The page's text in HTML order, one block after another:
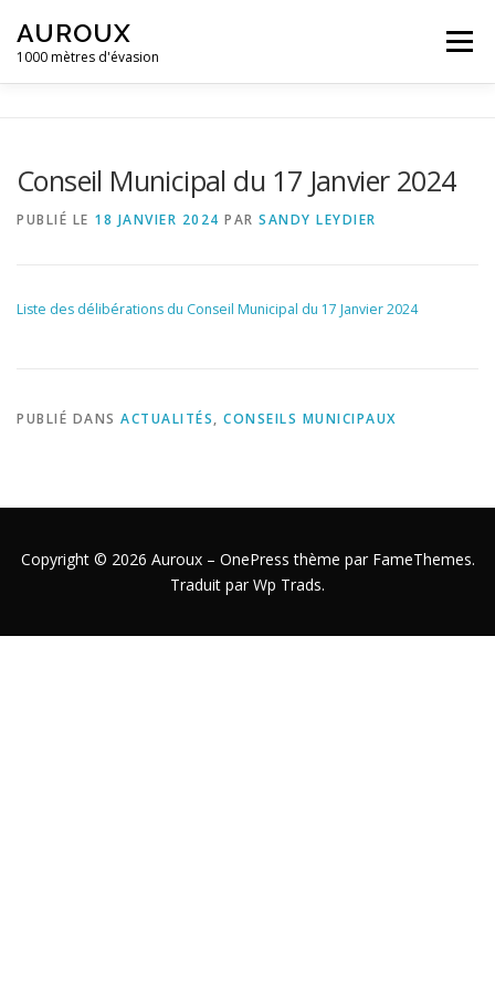
contenu
AUROUX
1000 mètres d'évasion
Menu
ACTUALITÉS ET ÉVÈNEMENTS
Conseil Municipal du 17 Janvier 2024
PUBLIÉ LE 18 JANVIER 2024 PAR SANDY LEYDIER
Liste des délibérations du Conseil Municipal du 17 Janvier 2024
PUBLIÉ DANS ACTUALITÉS, CONSEILS MUNICIPAUX
Copyright © 2026 Auroux – OnePress thème par FameThemes.
Traduit par Wp Trads.